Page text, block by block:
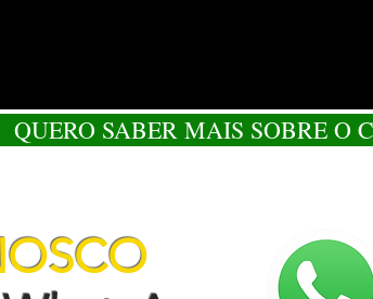
QUERO SABER MAIS SOBRE O